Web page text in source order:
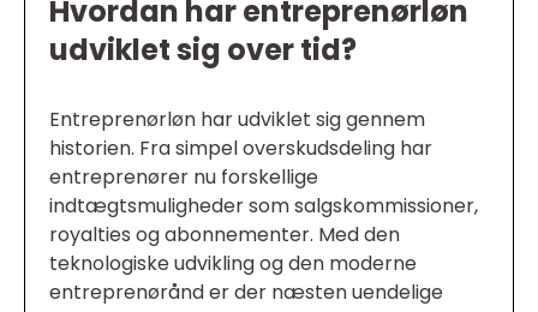
Hvordan har entreprenørløn
udviklet sig over tid?
Entreprenørløn har udviklet sig gennem
historien. Fra simpel overskudsdeling har
entreprenører nu forskellige
indtægtsmuligheder som salgskommissioner,
royalties og abonnementer. Med den
teknologiske udvikling og den moderne
entreprenørånd er der næsten uendelige